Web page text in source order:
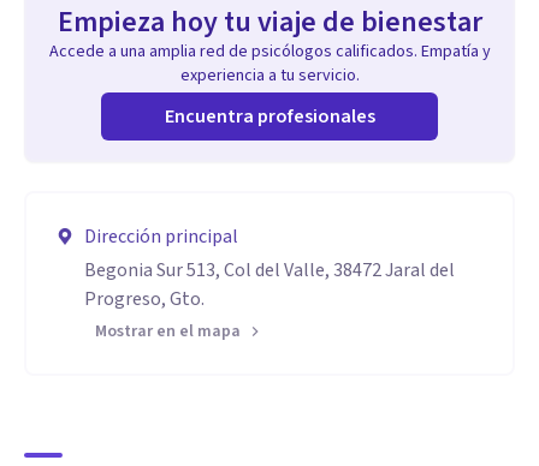
Empieza hoy tu viaje de bienestar
Accede a una amplia red de psicólogos calificados. Empatía y
experiencia a tu servicio.
Encuentra profesionales
Dirección principal
Begonia Sur 513, Col del Valle, 38472 Jaral del
Progreso, Gto.
Mostrar en el mapa